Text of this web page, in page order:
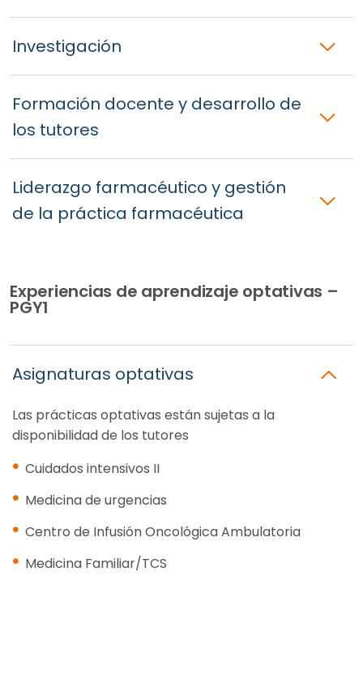
Investigación
Formación docente y desarrollo de
los tutores
Liderazgo farmacéutico y gestión
de la práctica farmacéutica
Experiencias de aprendizaje optativas –
PGY1
Asignaturas optativas
Las prácticas optativas están sujetas a la
disponibilidad de los tutores
Cuidados intensivos II
Medicina de urgencias
Centro de Infusión Oncológica Ambulatoria
Medicina Familiar/TCS